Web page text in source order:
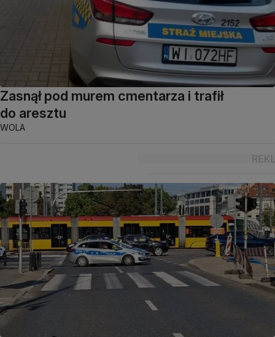
Zasnął pod murem cmentarza i trafił
do aresztu
WOLA